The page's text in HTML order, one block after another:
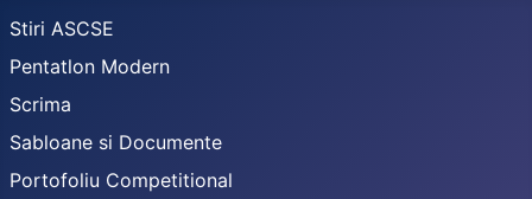
Stiri ASCSE
Pentatlon Modern
Scrima
Sabloane si Documente
Portofoliu Competitional